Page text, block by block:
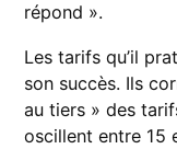
répond ».
Les tarifs qu’il
son succès. Ils
au tiers » des
oscillent entre 15